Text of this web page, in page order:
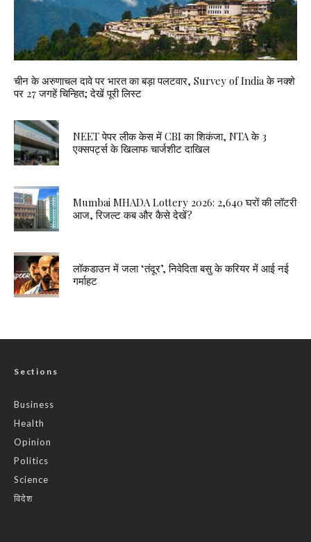
चीन के अरुणाचल दावे पर भारत का बड़ा पलटवार, Survey of India के नक्शे
पर 27 जगहें चिन्हित; देखें पूरी लिस्ट
NEET पेपर लीक केस में CBI का शिकंजा, NTA के 3
एक्सपर्ट्स के खिलाफ चार्जशीट दाखिल
Mumbai MHADA Lottery 2026: 2,640 घरों की लॉटरी
आज, रिजल्ट कब और कैसे देखें?
लॉकडाउन में जला ‘तंदूर’, निवेदिता बसु के करियर में आई नई
गर्माहट
Sections
Business
Health
Opinion
Politics
Science
विदेश